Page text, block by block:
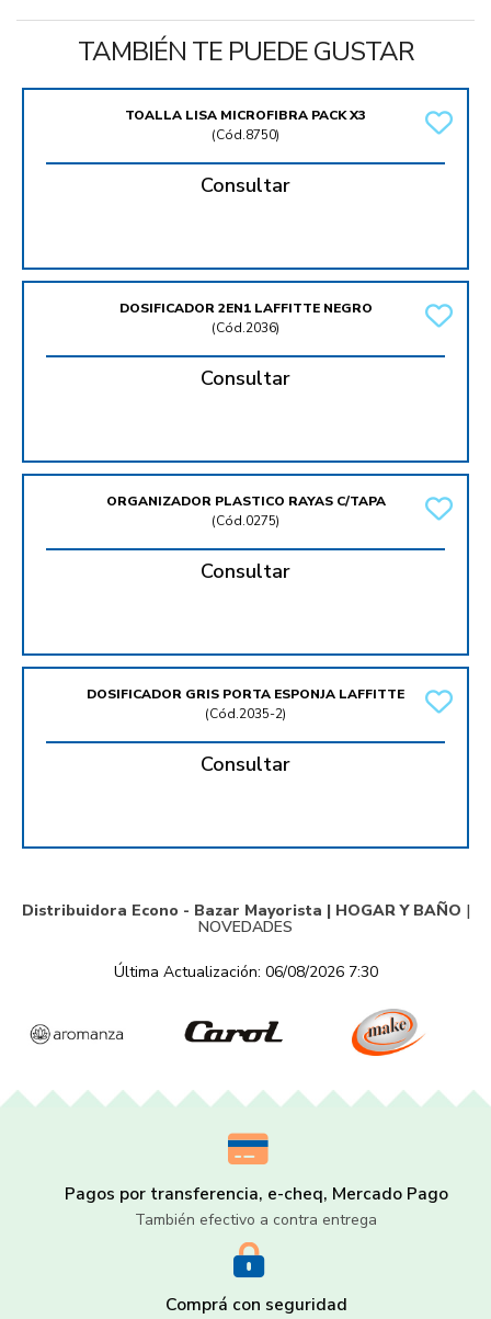
TAMBIÉN TE PUEDE GUSTAR
TOALLA LISA MICROFIBRA PACK X3
(Cód.8750)
Consultar
DOSIFICADOR 2EN1 LAFFITTE NEGRO
(Cód.2036)
Consultar
ORGANIZADOR PLASTICO RAYAS C/TAPA
(Cód.0275)
Consultar
DOSIFICADOR GRIS PORTA ESPONJA LAFFITTE
(Cód.2035-2)
Consultar
Distribuidora Econo - Bazar Mayorista | HOGAR Y BAÑO |
NOVEDADES
Última Actualización: 06/08/2026 7:30
Pagos por transferencia, e-cheq, Mercado Pago
También efectivo a contra entrega
Comprá con seguridad